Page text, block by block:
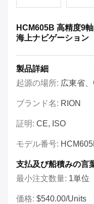
HCM605B 高精度9
海上ナビゲーション
製品詳細
起源の場所: 広東省、
ブランド名: RION
証明: CE, ISO
モデル番号:
支払及び船積みの言
最小注文数量: 1単位
価格: $540.00/Units